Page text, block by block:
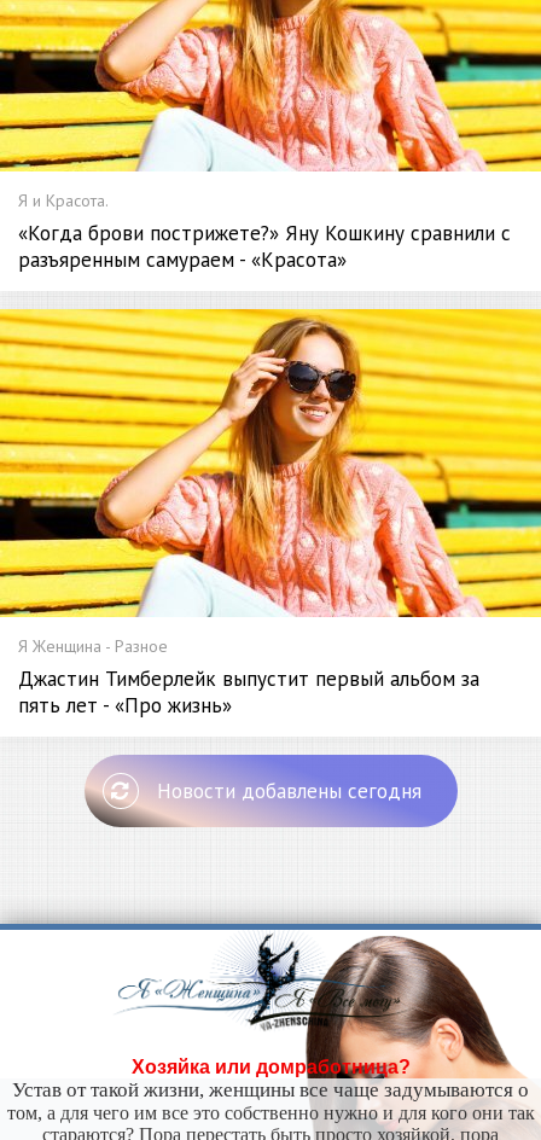
Я и Красота.
«Когда брови пострижете?» Яну Кошкину сравнили с
разъяренным самураем - «Красота»
Я Женщина - Разное
Джастин Тимберлейк выпустит первый альбом за
пять лет - «Про жизнь»
Новости добавлены сегодня
Хозяйка или домработница?
Устав от такой жизни, женщины все чаще задумываются о
том, а для чего им все это собственно нужно и для кого они так
стараются? Пора перестать быть просто хозяйкой, пора